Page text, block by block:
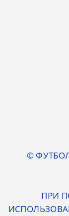
©
ПРИ